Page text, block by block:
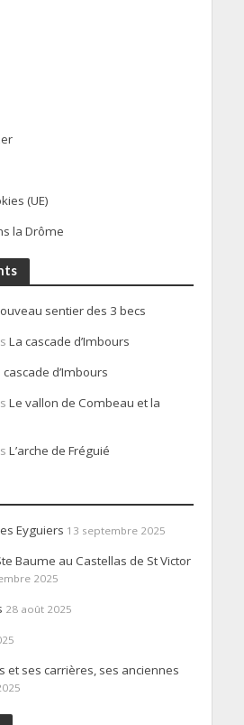
(UE)
la Drôme
sentier des 3 becs
La cascade d’Imbours
cascade d’Imbours
Le vallon de Combeau et la
L’arche de Fréguié
Eyguiers 13 septembre 2025
Baume au Castellas de St Victor
2025
28 août 2025
et ses carrières, ses anciennes